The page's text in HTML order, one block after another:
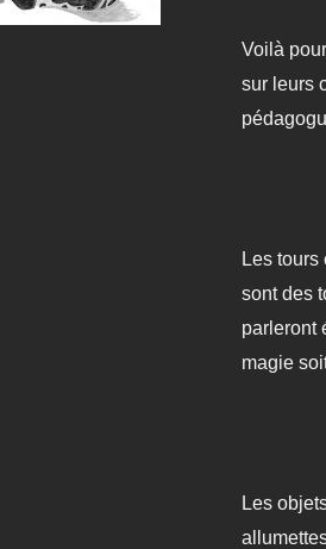
Voilà
sur leurs
Les
sont des
parleront
magie
Les